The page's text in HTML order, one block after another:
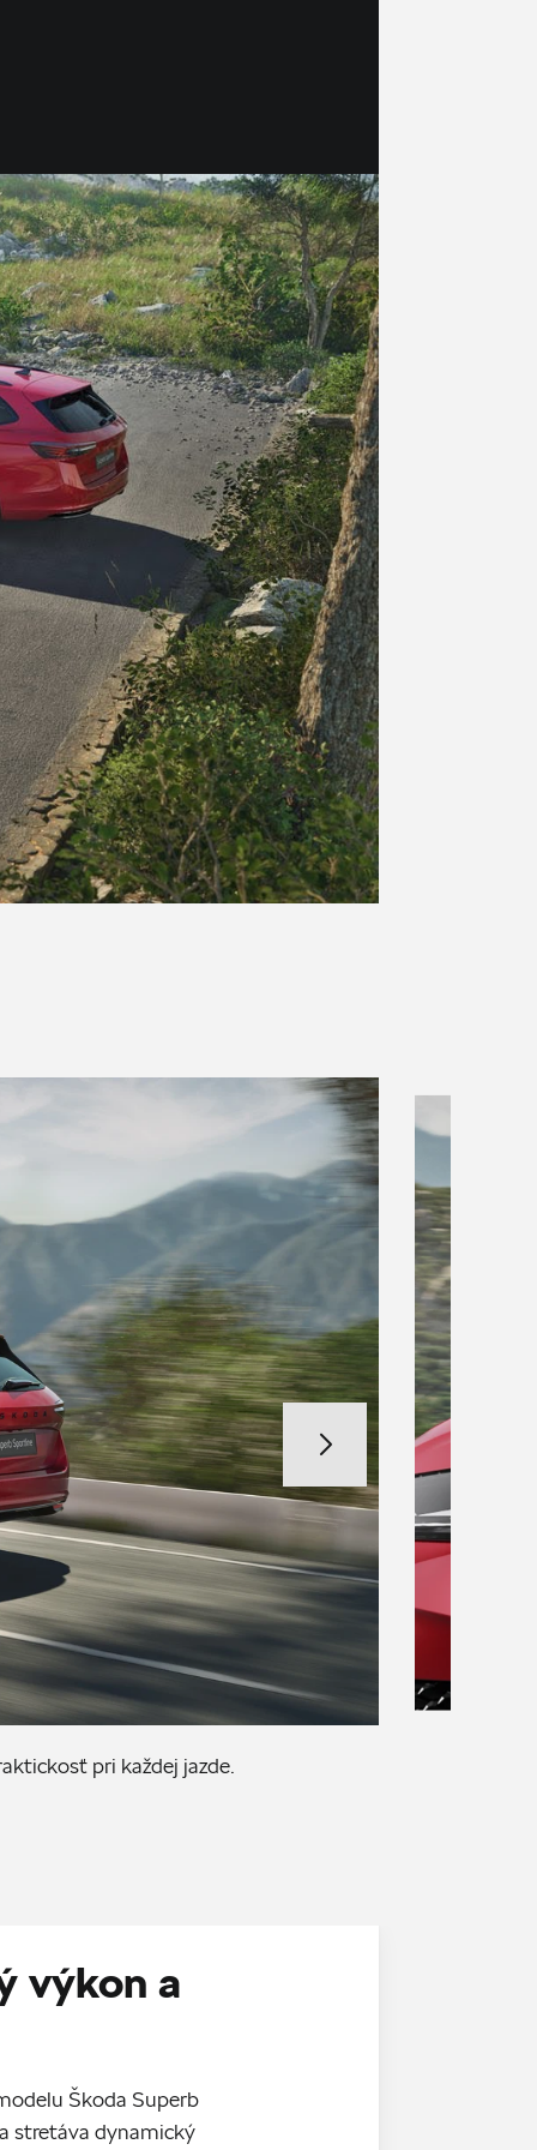
pri každej jazde.
výkon a
Škoda Superb
stretáva dynamický